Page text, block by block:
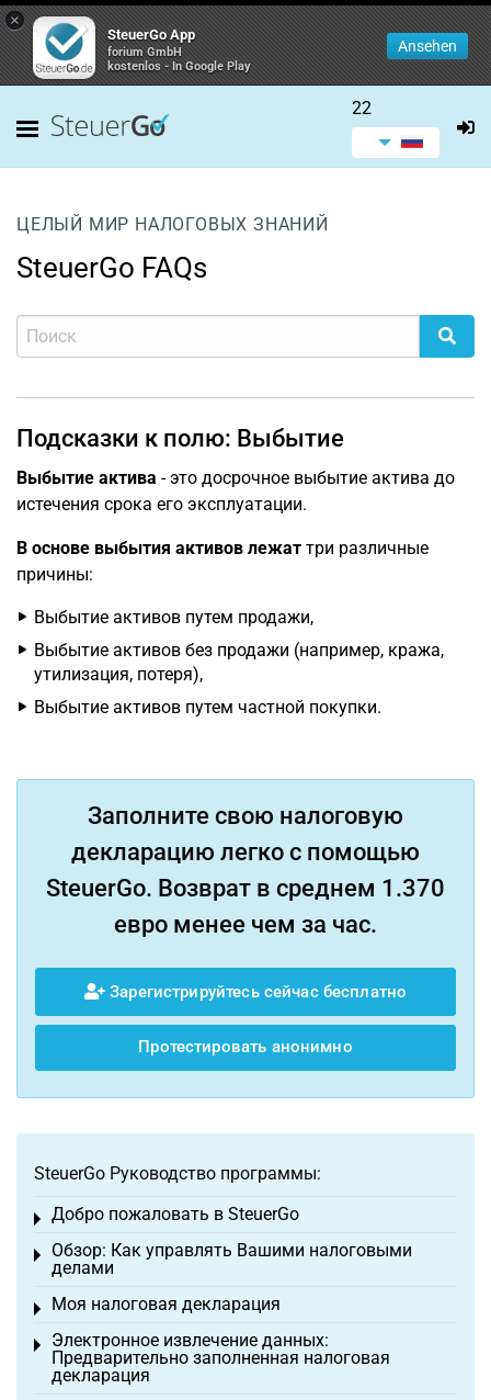
×
SteuerGo App
forium GmbH
kostenlos - In Google Play
Ansehen
22
ЦЕЛЫЙ МИР НАЛОГОВЫХ ЗНАНИЙ
SteuerGo FAQs
Подсказки к полю: Выбытие
Выбытие актива - это досрочное выбытие актива до
истечения срока его эксплуатации.
В основе выбытия активов лежат три различные
причины:
Выбытие активов путем продажи,
Выбытие активов без продажи (например, кража,
утилизация, потеря),
Выбытие активов путем частной покупки.
Заполните свою налоговую
декларацию легко с помощью
SteuerGo. Возврат в среднем 1.370
евро менее чем за час.
Зарегистрируйтесь сейчас бесплатно
Протестировать анонимно
SteuerGo Руководство программы:
Добро пожаловать в SteuerGo
Toggle menu
Обзор: Как управлять Вашими налоговыми
делами
Toggle menu
Моя налоговая декларация
Toggle menu
Электронное извлечение данных:
Предварительно заполненная налоговая
декларация
Toggle menu